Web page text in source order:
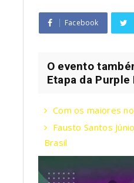
Facebook
O evento
Etapa da
Com os maiores
Fausto Santos
Brasil